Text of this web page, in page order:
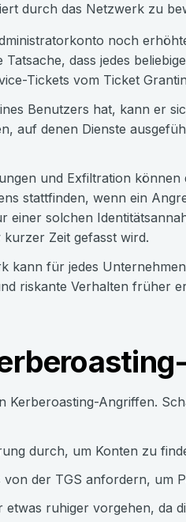
durch das Netzwerk zu
noch
dass jedes
Tickets vom Ticket
Benutzers hat, kann er
auf denen Dienste
und Exfiltration
stattfinden, wenn ein
einer solchen
Zeit gefasst wird.
kann für jedes
riskante Verhalten früher
Kerberoasting-Angriffen.
durch, um Konten zu
der TGS anfordern, um
ruhiger vorgehen, da